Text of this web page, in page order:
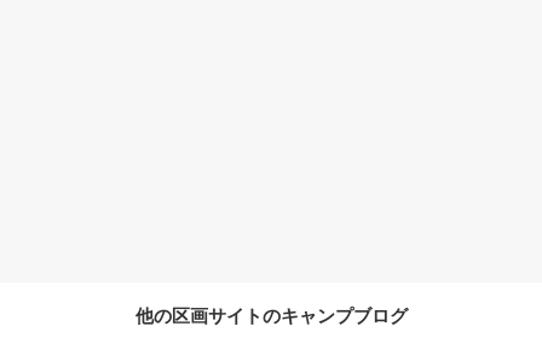
他の区画サイトのキャンプブログ